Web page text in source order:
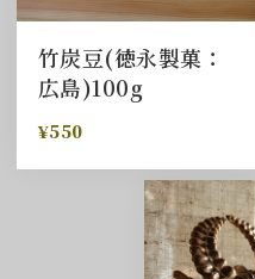
竹炭豆(徳永製菓：
広島)100g
¥550